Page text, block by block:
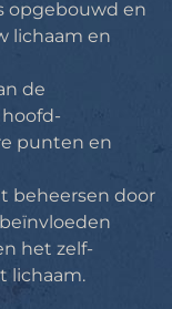
opgebouwd en
lichaam en
de
hoofd-
punten en
beheersen door
het zelf-
lichaam.